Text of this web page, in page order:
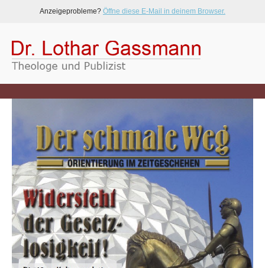
Anzeigeprobleme? Öffne diese E-Mail in deinem Browser.